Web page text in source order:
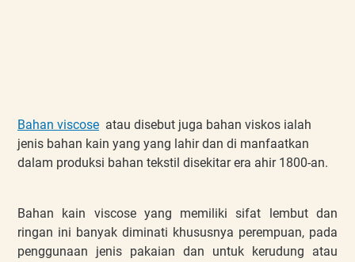
Bahan viscose atau disebut juga bahan viskos ialah
jenis bahan kain yang yang lahir dan di manfaatkan
dalam produksi bahan tekstil disekitar era ahir 1800-an.
Bahan kain viscose yang memiliki sifat lembut dan
ringan ini banyak diminati khususnya perempuan, pada
penggunaan jenis pakaian dan untuk kerudung atau